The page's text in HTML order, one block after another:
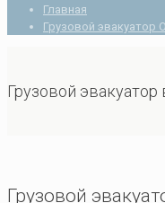
Главная
Грузовой эвакуатор
Грузовой
Грузовой